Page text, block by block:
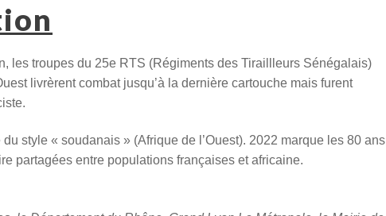
les troupes du 25e RTS (Régiments des Tiraillleurs Sénégalais)
livrèrent combat jusqu’à la dernière cartouche mais furent
style « soudanais » (Afrique de l’Ouest). 2022 marque les 80 ans
partagées entre populations françaises et africaine.